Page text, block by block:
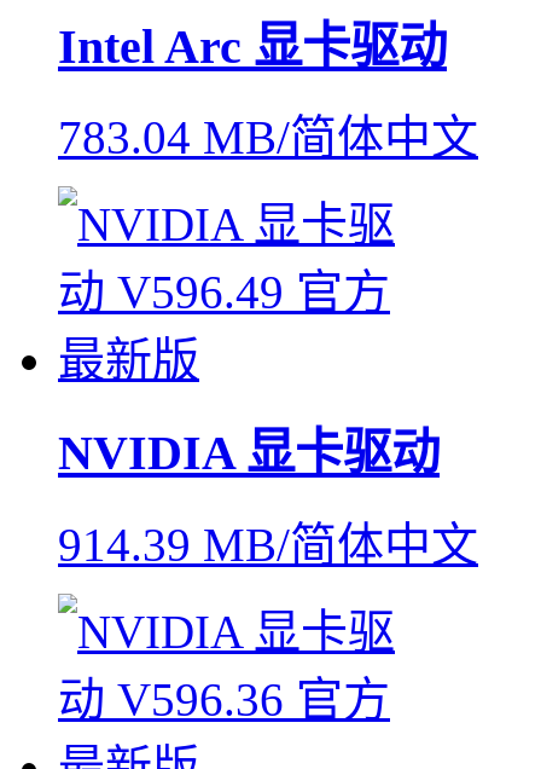
Intel Arc 显卡驱动
783.04 MB/简体中文
NVIDIA 显卡驱动
914.39 MB/简体中文